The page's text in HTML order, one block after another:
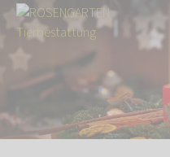
Über uns
Ergebnis der ROSENGARTEN-